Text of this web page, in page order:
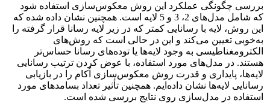
بررسی چگونگی عملکرد این روش معکوس‌سازی استفاده شود
که شامل مدل‌های 2، 3 و 5 لایه است. همچنین نشان داده شده که
این روش، لایه با رسانایی کمتر که در زیر لایه رسانا قرار گرفته را
به‌خوبی تعیین می‌کند و این در حالی است که روش‌های
الکترومغناطیسی به وجود لایه‌ها یا توده‌های رسانا حساس‌تر
هستند. در مدل‌های مورد استفاده، با عوض کردن ترتیب رسانایی
لایه‌ها، پایداری و قدرت روش معکوس‌سازی اُکام را در بازیابی
رسانایی لایه‌ها نشان داده‌ایم. همچنین تأثیر تعداد بسامد‌های مورد
استفاده در مدل‌سازی روی نتایج بررسی شده است.